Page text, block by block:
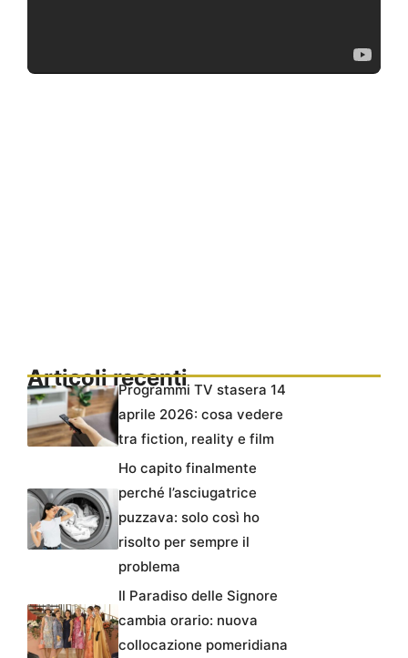
Articoli recentiProgrammi TV stasera 14
aprile 2026: cosa vedere
tra fiction, reality e film
Ho capito finalmente
perché l’asciugatrice
puzzava: solo così ho
risolto per sempre il
problema
Il Paradiso delle Signore
cambia orario: nuova
collocazione pomeridiana